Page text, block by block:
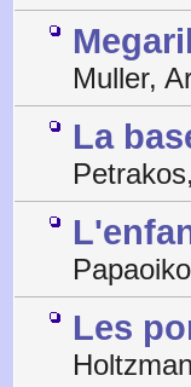
Muller,
La
Les